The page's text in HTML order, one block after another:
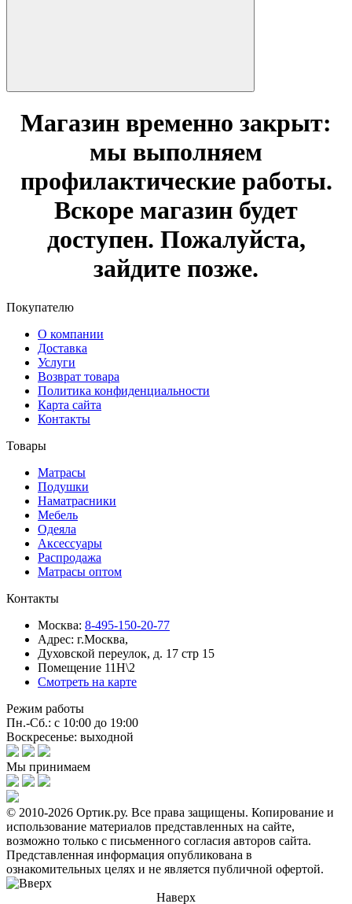
Магазин временно закрыт:
мы выполняем
профилактические работы.
Вскоре магазин будет
доступен. Пожалуйста,
зайдите позже.
Покупателю
О компании
Доставка
Услуги
Возврат товара
Политика конфиденциальности
Карта сайта
Контакты
Товары
Матрасы
Подушки
Наматрасники
Мебель
Одеяла
Аксессуары
Распродажа
Матрасы оптом
Контакты
Москва: 8-495-150-20-77
Адрес: г.Москва,
Духовской переулок, д. 17 стр 15
Помещение 11Н\2
Смотреть на карте
Режим работы
Пн.-Сб.: с 10:00 до 19:00
Воскресенье: выходной
Мы принимаем
© 2010-2026 Ортик.ру. Все права защищены. Копирование и
использование материалов представленных на сайте,
возможно только с письменного согласия авторов сайта.
Представленная информация опубликована в
ознакомительных целях и не является публичной офертой.
Наверх